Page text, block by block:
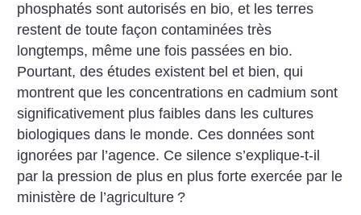
phosphatés sont autorisés en bio, et les terres
restent de toute façon contaminées très
longtemps, même une fois passées en bio.
Pourtant, des études existent bel et bien, qui
montrent que les concentrations en cadmium sont
significativement plus faibles dans les cultures
biologiques dans le monde. Ces données sont
ignorées par l’agence. Ce silence s’explique-t-il
par la pression de plus en plus forte exercée par le
ministère de l’agriculture ?